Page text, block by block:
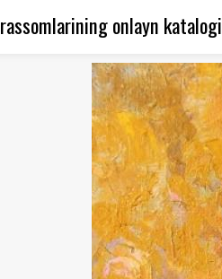
onlayn katalogi